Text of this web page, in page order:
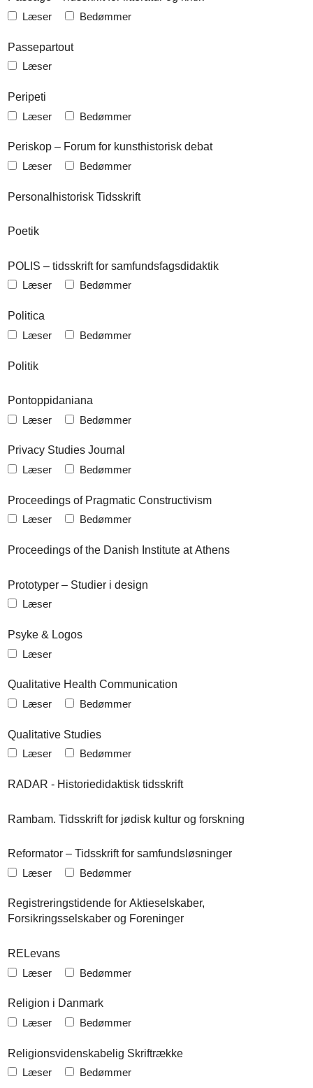
Læser Bedømmer
Passepartout
Læser
Peripeti
Læser Bedømmer
Periskop – Forum for kunsthistorisk debat
Læser Bedømmer
Personalhistorisk Tidsskrift
Poetik
POLIS – tidsskrift for samfundsfagsdidaktik
Læser Bedømmer
Politica
Læser Bedømmer
Politik
Pontoppidaniana
Læser Bedømmer
Privacy Studies Journal
Læser Bedømmer
Proceedings of Pragmatic Constructivism
Læser Bedømmer
Proceedings of the Danish Institute at Athens
Prototyper – Studier i design
Læser
Psyke & Logos
Læser
Qualitative Health Communication
Læser Bedømmer
Qualitative Studies
Læser Bedømmer
RADAR - Historiedidaktisk tidsskrift
Rambam. Tidsskrift for jødisk kultur og forskning
Reformator – Tidsskrift for samfundsløsninger
Læser Bedømmer
Registreringstidende for Aktieselskaber,
Forsikringsselskaber og Foreninger
RELevans
Læser Bedømmer
Religion i Danmark
Læser Bedømmer
Religionsvidenskabelig Skriftrække
Læser Bedømmer